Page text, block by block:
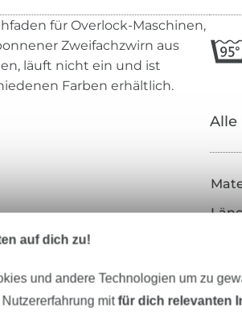
für Overlock-Maschinen,
Zweifachzwirn aus
läuft nicht ein und ist
Farben erhältlich.
Alle
auf dich zu!
und andere Technologien um zu
mitfür dich relevanten